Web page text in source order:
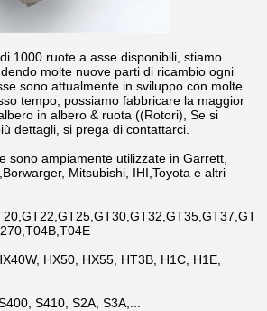
1000 ruote a asse disponibili, stiamo
molte nuove parti di ricambio ogni
sono attualmente in sviluppo con molte
tempo, possiamo fabbricare la maggior
in albero & ruota ((Rotori), Se si
dettagli, si prega di contattarci.
sono ampiamente utilizzate in Garrett,
Mitsubishi, IHI,Toyota e altri
HX50, HX55, HT3B, H1C, H1E,
S410, S2A, S3A,...